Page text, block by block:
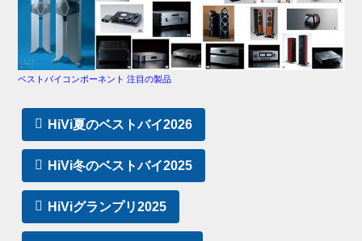
ベストバイコンポーネント 注目の製品
HiVi夏のベストバイ2026
HiVi冬のベストバイ2025
HiViグランプリ2025